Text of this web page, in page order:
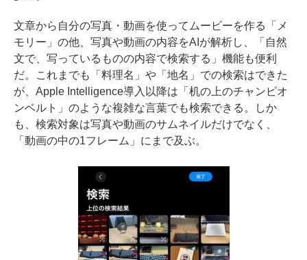
文章から自分の写真・動画を使ってムービーを作る「メ
モリー」の他、写真や動画の内容をAIが解析し、「自然
文で、写っているものの内容で検索する」機能も便利
だ。これまでも「料理名」や「地名」での検索はできた
が、Apple Intelligence導入以降は「机の上のチャンピオ
ンベルト」のような複雑な言葉でも検索できる。しか
も、検索対象は写真や動画のサムネイルだけでなく、
「動画の中の1フレーム」にまで及ぶ。